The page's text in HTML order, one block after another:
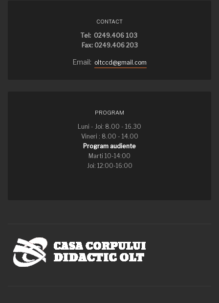
CONTACT
Tel: 0249.406 103
Fax: 0249.406 203
Email: oltccd@gmail.com
PROGRAM
Luni - Joi: 8.00 - 16.30
Vineri : 8.00 - 14.00
Program audiente
Marti 10-14:00
Joi: 12:00-16:00